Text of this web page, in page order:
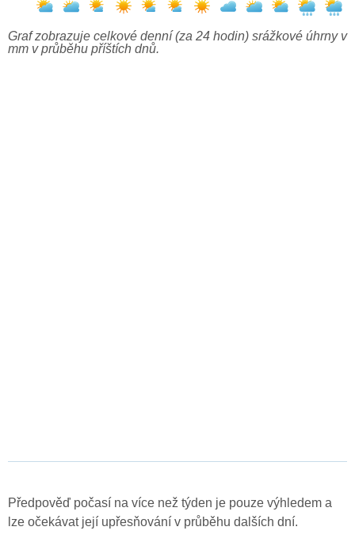
Graf zobrazuje celkové denní (za 24 hodin) srážkové úhrny v
mm v průběhu příštích dnů.
Předpověď počasí na více než týden je pouze výhledem a
lze očekávat její upřesňování v průběhu dalších dní.